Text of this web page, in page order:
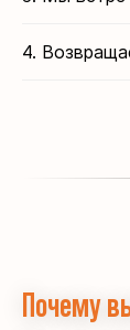
4.
Почему